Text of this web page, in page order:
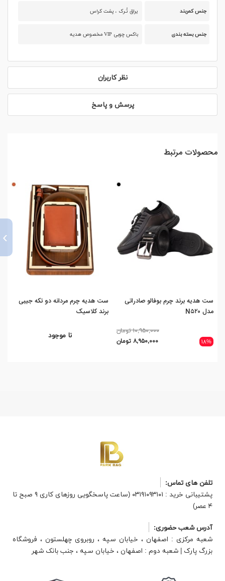
جنس کمربند یراق تُـرک ، پشت کراس
جنس بسته بندی باکس چوبی VIP مخصوص هدیه
نظر کاربران
پرسش و پاسخ
محصولات مرتبط
ست هدیه برند چرم بوفالو صادراتی
مدل N۵۲۰
۱۸%
۱۰,۹۵۰,۰۰۰ تومان
۸,۹۵۰,۰۰۰ تومان
ست هدیه چرم مردانه دو تکه جیبی
برند کلاسیک
نا موجود
›
تلفن های تماس:
پشتیبانی خرید : ۰۳۱۹۱۰۹۳۱۰۱ (ساعت پاسخگویی روزهای کاری ۹ صبح تا
۴ عصر)
آدرس شعب حضوری:
شعبه مرکزی : اصفهان ، خیابان سپه ، روبروی چهلستون ، فروشگاه
بزرگ پارک | شعبه دوم : اصفهان ، خیابان سپه ، جنب بانک شهر